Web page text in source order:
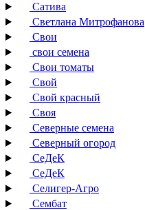
Сатива
Светлана Митрофанова
Свои
свои семена
Свои томаты
Свой
Свой красный
Своя
Северные семена
Северный огород
СеДеК
СеДеК
Селигер-Агро
Сембат